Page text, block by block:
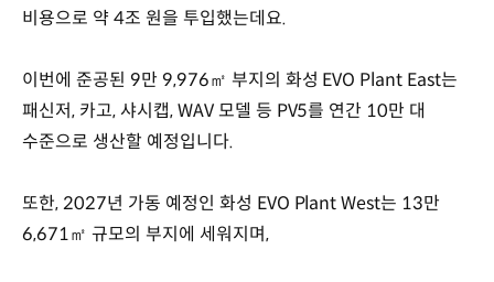
비용으로 약 4조 원을 투입했는데요.
이번에 준공된 9만 9,976㎡ 부지의 화성 EVO Plant East는
패신저, 카고, 샤시캡, WAV 모델 등 PV5를 연간 10만 대
수준으로 생산할 예정입니다.
또한, 2027년 가동 예정인 화성 EVO Plant West는 13만
6,671㎡ 규모의 부지에 세워지며,